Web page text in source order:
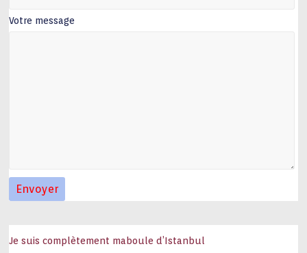
Votre message
Je suis complètement maboule d’Istanbul